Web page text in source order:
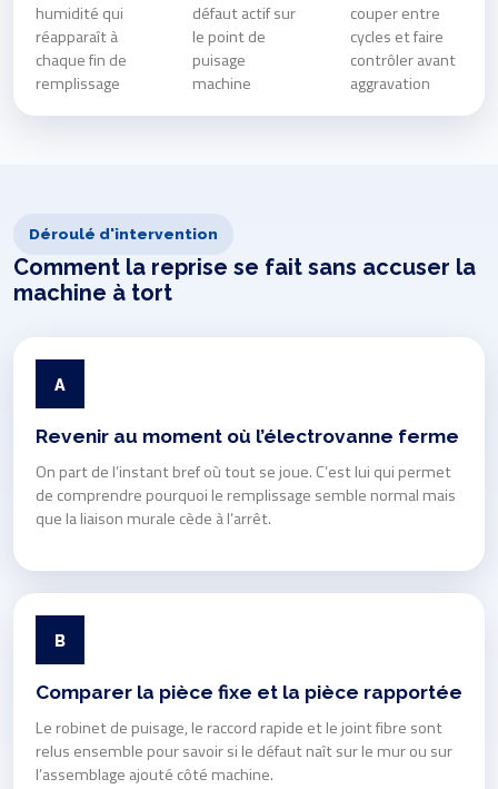
humidité qui
réapparaît à
chaque fin de
remplissage
défaut actif sur
le point de
puisage
machine
couper entre
cycles et faire
contrôler avant
aggravation
Déroulé d'intervention
Comment la reprise se fait sans accuser la
machine à tort
A
Revenir au moment où l’électrovanne ferme
On part de l’instant bref où tout se joue. C’est lui qui permet
de comprendre pourquoi le remplissage semble normal mais
que la liaison murale cède à l’arrêt.
B
Comparer la pièce fixe et la pièce rapportée
Le robinet de puisage, le raccord rapide et le joint fibre sont
relus ensemble pour savoir si le défaut naît sur le mur ou sur
l’assemblage ajouté côté machine.